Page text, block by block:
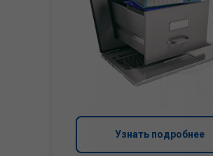
Узнать подробнее